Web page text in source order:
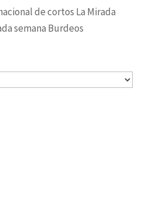
de cortos La Mirada
semana Burdeos